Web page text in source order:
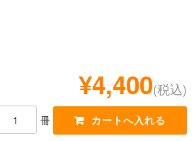
¥4,400(税込)
冊